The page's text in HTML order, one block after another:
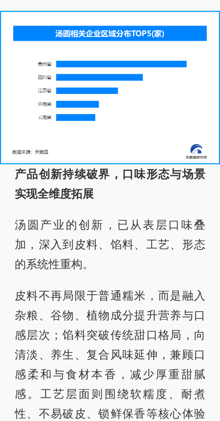
产品创新持续破界，口味形态与场景
实现全维度拓展
汤圆产业的创新，已从表层口味叠
加，深入到皮料、馅料、工艺、形态
的系统性重构。
皮料不再局限于普通糯米，而是融入
杂粮、谷物、植物成分提升营养与口
感层次；馅料突破传统甜口格局，向
清淡、养生、复合风味延伸，兼顾口
感柔和与食材本香，减少厚重甜腻
感。工艺层面则围绕软糯度、耐煮
性、不易破皮、锁鲜保香等核心体验